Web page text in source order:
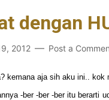
dengan
2012 Post a
kemana aja sih aku ini.. kok
-ber -ber -ber itu berarti